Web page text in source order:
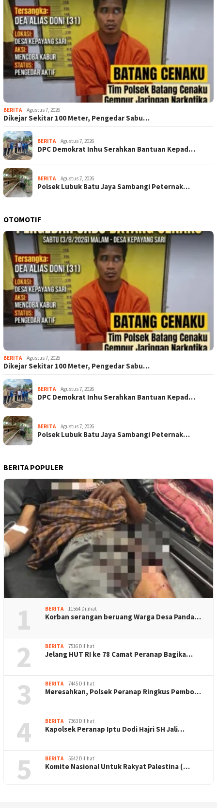
BERITA Agustus 7, 2026
Dikejar Sekitar 100 Meter, Pengedar Sabu…
BERITA Agustus 7, 2026
DPC Demokrat Inhu Serahkan Bantuan Kepad…
BERITA Agustus 7, 2026
Polsek Lubuk Batu Jaya Sambangi Peternak…
OTOMOTIF
BERITA Agustus 7, 2026
Dikejar Sekitar 100 Meter, Pengedar Sabu…
BERITA Agustus 7, 2026
DPC Demokrat Inhu Serahkan Bantuan Kepad…
BERITA Agustus 7, 2026
Polsek Lubuk Batu Jaya Sambangi Peternak…
BERITA POPULER
1 BERITA 11564 Dilihat
Korban serangan beruang Warga Desa Panda…
2 BERITA 7516 Dilihat
Jelang HUT RI ke 78 Camat Peranap Bagika…
3 BERITA 7445 Dilihat
Meresahkan, Polsek Peranap Ringkus Pembo…
4 BERITA 7363 Dilihat
Kapolsek Peranap Iptu Dodi Hajri SH Jali…
5 BERITA 5642 Dilihat
Komite Nasional Untuk Rakyat Palestina (…